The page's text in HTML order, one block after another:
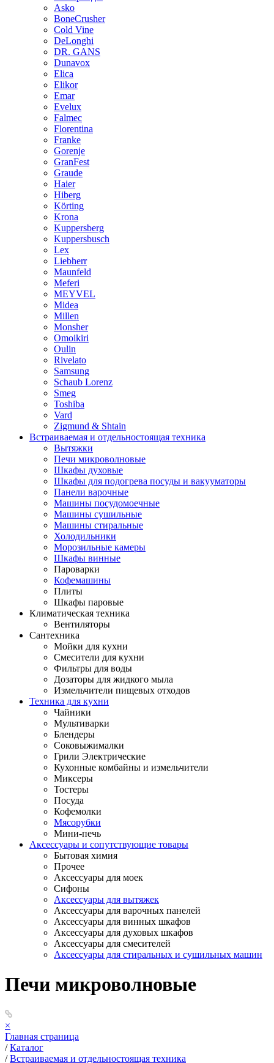
Asko
BoneCrusher
Cold Vine
DeLonghi
DR. GANS
Dunavox
Elica
Elikor
Emar
Evelux
Falmec
Florentina
Franke
Gorenje
GranFest
Graude
Haier
Hiberg
Körting
Krona
Kuppersberg
Kuppersbusch
Lex
Liebherr
Maunfeld
Meferi
MEYVEL
Midea
Millen
Monsher
Omoikiri
Oulin
Rivelato
Samsung
Schaub Lorenz
Smeg
Toshiba
Vard
Zigmund & Shtain
Встраиваемая и отдельностоящая техника
Вытяжки
Печи микроволновые
Шкафы духовые
Шкафы для подогрева посуды и вакууматоры
Панели варочные
Машины посудомоечные
Машины сушильные
Машины стиральные
Холодильники
Морозильные камеры
Шкафы винные
Пароварки
Кофемашины
Плиты
Шкафы паровые
Климатическая техника
Вентиляторы
Сантехника
Мойки для кухни
Смесители для кухни
Фильтры для воды
Дозаторы для жидкого мыла
Измельчители пищевых отходов
Техника для кухни
Чайники
Мультиварки
Блендеры
Соковыжималки
Грили Электрические
Кухонные комбайны и измельчители
Миксеры
Тостеры
Посуда
Кофемолки
Мясорубки
Мини-печь
Аксессуары и сопутствующие товары
Бытовая химия
Прочее
Аксессуары для моек
Сифоны
Аксессуары для вытяжек
Аксессуары для варочных панелей
Аксессуары для винных шкафов
Аксессуары для духовых шкафов
Аксессуары для смесителей
Аксессуары для стиральных и сушильных машин
Печи микроволновые
×
Главная страница
/ Каталог
/ Встраиваемая и отдельностоящая техника